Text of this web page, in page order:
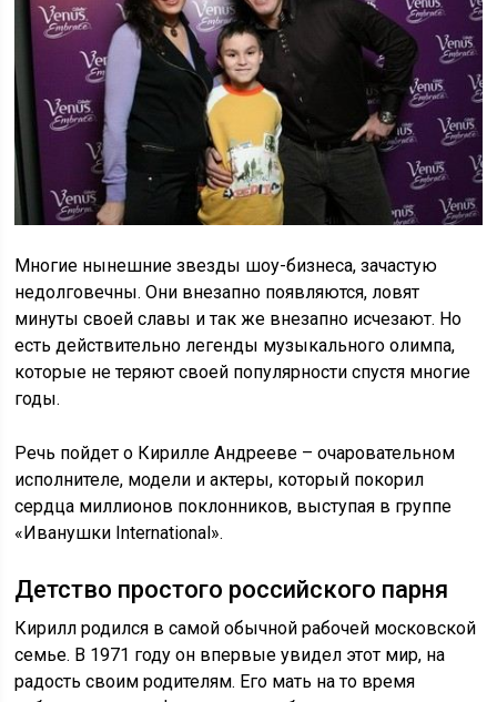
Многие нынешние звезды шоу-бизнеса, зачастую
недолговечны. Они внезапно появляются, ловят
минуты своей славы и так же внезапно исчезают. Но
есть действительно легенды музыкального олимпа,
которые не теряют своей популярности спустя многие
годы.
Речь пойдет о Кирилле Андрееве – очаровательном
исполнителе, модели и актеры, который покорил
сердца миллионов поклонников, выступая в группе
«Иванушки International».
Детство простого российского парня
Кирилл родился в самой обычной рабочей московской
семье. В 1971 году он впервые увидел этот мир, на
радость своим родителям. Его мать на то время